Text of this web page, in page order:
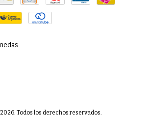
Todos los derechos reservados.